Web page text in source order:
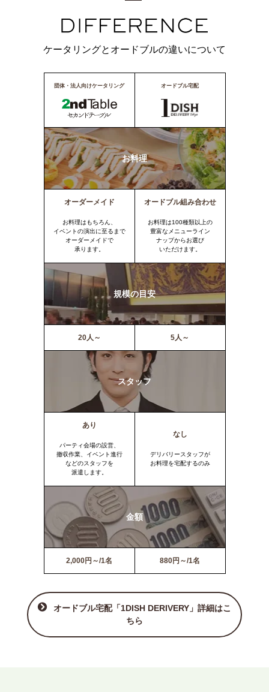
ケータリングとオードブルの違いについて
団体・法人向けケータリング オードブル宅配
お料理
オーダーメイド
お料理はもちろん、
イベントの演出に至るまで
オーダーメイドで
承ります。
オードブル組み合わせ
お料理は100種類以上の
豊富なメニューライン
ナップからお選び
いただけます。
規模の目安
20人～ 5人～
スタッフ
あり
パーティ会場の設営、
撤収作業、イベント進行
などのスタッフを
派遣します。
なし
デリバリースタッフが
お料理を宅配するのみ
金額
2,000円～/1名 880円～/1名
オードブル宅配「1DISH DERIVERY」詳細はこ
ちら